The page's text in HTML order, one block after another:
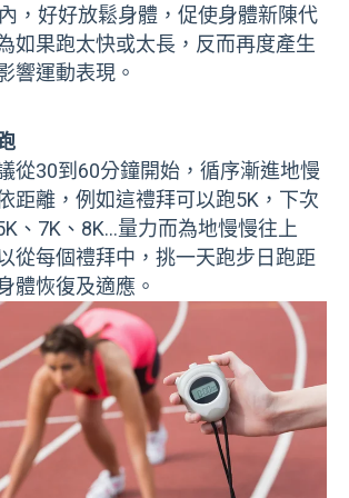
，好好放鬆身體，促使身體新陳代
如果跑太快或太長，反而再度產生
響運動表現。
從30到60分鐘開始，循序漸進地慢
距離，例如這禮拜可以跑5K，下次
、7K、8K…量力而為地慢慢往上
從每個禮拜中，挑一天跑步日跑距
體恢復及適應。